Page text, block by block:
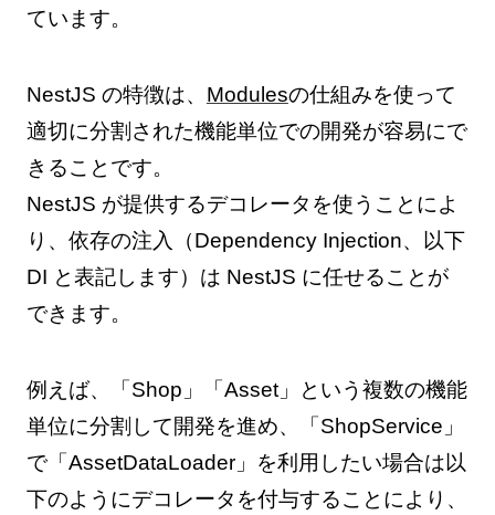
ています。
NestJS の特徴は、 Modulesの仕組みを使って
適切に分割された機能単位での開発が容易にで
きることです。
NestJS が提供するデコレータを使うことによ
り、依存の注入（Dependency Injection、以下
DI と表記します）は NestJS に任せることが
できます。
例えば、「Shop」「Asset」という複数の機能
単位に分割して開発を進め、「ShopService」
で「AssetDataLoader」を利用したい場合は以
下のようにデコレータを付与することにより、